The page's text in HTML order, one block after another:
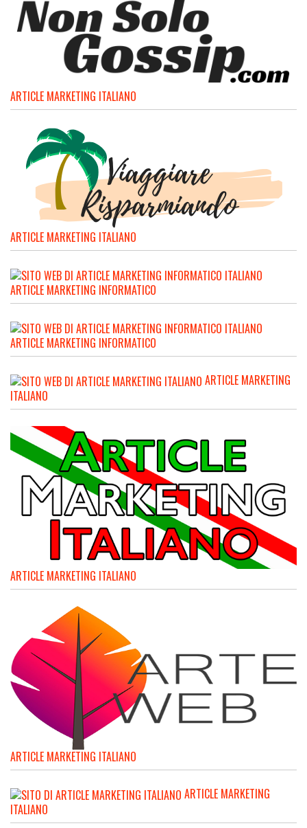
ARTICLE MARKETING ITALIANO
ARTICLE MARKETING ITALIANO
ARTICLE MARKETING INFORMATICO
ARTICLE MARKETING INFORMATICO
ARTICLE MARKETING
ITALIANO
ARTICLE MARKETING ITALIANO
ARTICLE MARKETING ITALIANO
ARTICLE MARKETING
ITALIANO